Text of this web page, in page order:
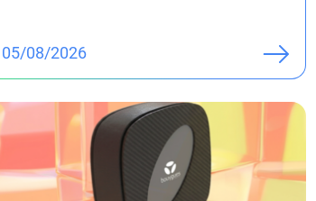
05/08/2026